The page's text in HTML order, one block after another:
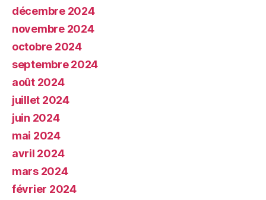
décembre 2024
novembre 2024
octobre 2024
septembre 2024
août 2024
juillet 2024
juin 2024
mai 2024
avril 2024
mars 2024
février 2024